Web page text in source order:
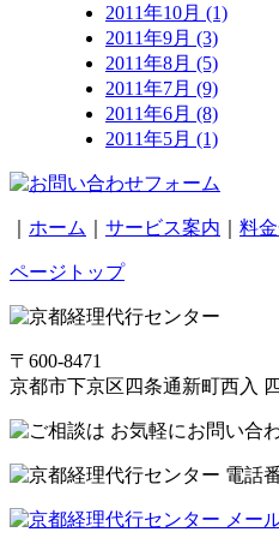
2011年10月 (1)
2011年9月 (3)
2011年8月 (5)
2011年7月 (9)
2011年6月 (8)
2011年5月 (1)
ホーム サービス案内 料
ページトップ
〒600-8471
京都市下京区四条通新町西入